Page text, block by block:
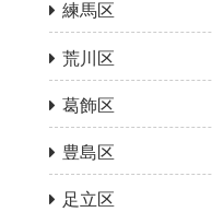
練馬区
荒川区
葛飾区
豊島区
足立区